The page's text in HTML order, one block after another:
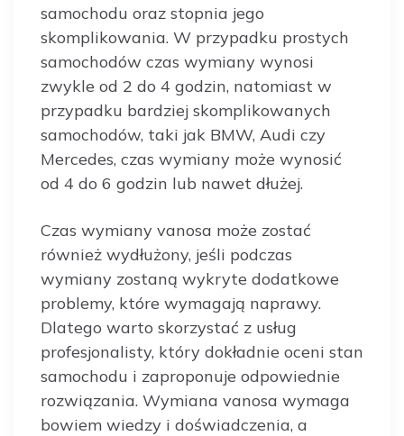
samochodu oraz stopnia jego
skomplikowania. W przypadku prostych
samochodów czas wymiany wynosi
zwykle od 2 do 4 godzin, natomiast w
przypadku bardziej skomplikowanych
samochodów, taki jak BMW, Audi czy
Mercedes, czas wymiany może wynosić
od 4 do 6 godzin lub nawet dłużej.
Czas wymiany vanosa może zostać
również wydłużony, jeśli podczas
wymiany zostaną wykryte dodatkowe
problemy, które wymagają naprawy.
Dlatego warto skorzystać z usług
profesjonalisty, który dokładnie oceni stan
samochodu i zaproponuje odpowiednie
rozwiązania. Wymiana vanosa wymaga
bowiem wiedzy i doświadczenia, a